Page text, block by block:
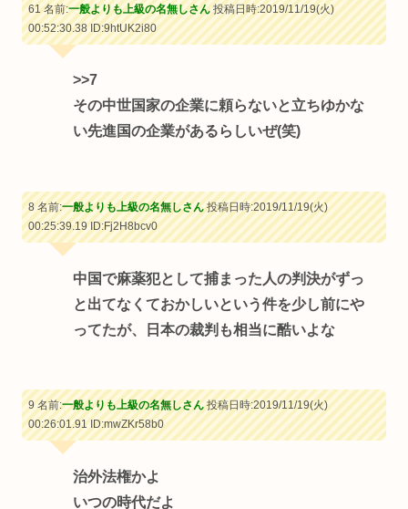
61 名前:一般よりも上級の名無しさん投稿日時:2019/11/19(火)
00:52:30.38ID:9htUK2i80
>>7
その中世国家の企業に頼らないと立ちゆかな
い先進国の企業があるらしいぜ(笑)
8 名前:一般よりも上級の名無しさん投稿日時:2019/11/19(火)
00:25:39.19ID:Fj2H8bcv0
中国で麻薬犯として捕まった人の判決がずっ
と出てなくておかしいという件を少し前にや
ってたが、日本の裁判も相当に酷いよな
9 名前:一般よりも上級の名無しさん投稿日時:2019/11/19(火)
00:26:01.91ID:mwZKr58b0
治外法権かよ
いつの時代だよ